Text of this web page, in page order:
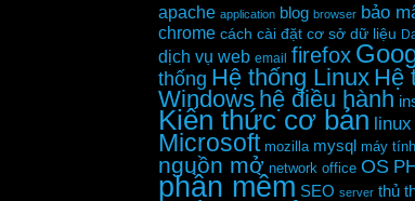
apache application blog browser bảo
chrome cách cài đặt cơ sở dữ liệu
dịch vụ web email firefox
thống Hệ thống Linux Hệ
Windows hệ điều hành
Kiến thức cơ bản linux
Microsoft mozilla mysql máy tính
nguồn mở network office OS
phần mềm SEO server thủ